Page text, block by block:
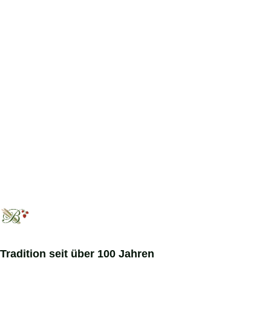
Tradition seit über 100 Jahren